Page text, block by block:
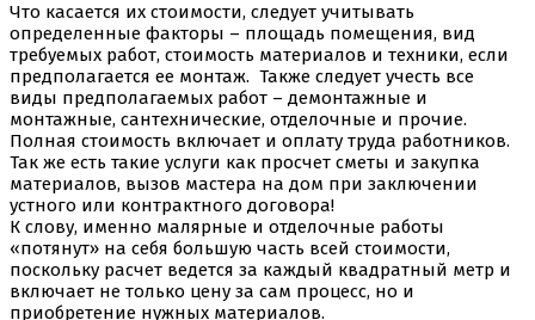
Что касается их стоимости, следует учитывать
определенные факторы – площадь помещения, вид
требуемых работ, стоимость материалов и техники, если
предполагается ее монтаж. Также следует учесть все
виды предполагаемых работ – демонтажные и
монтажные, сантехнические, отделочные и прочие.
Полная стоимость включает и оплату труда работников.
Так же есть такие услуги как просчет сметы и закупка
материалов, вызов мастера на дом при заключении
устного или контрактного договора!
К слову, именно малярные и отделочные работы
«потянут» на себя большую часть всей стоимости,
поскольку расчет ведется за каждый квадратный метр и
включает не только цену за сам процесс, но и
приобретение нужных материалов.